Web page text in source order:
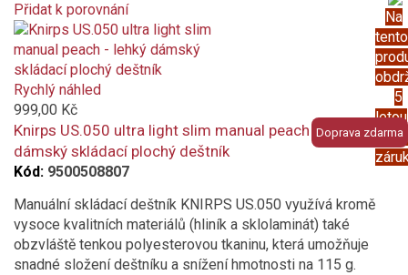
Na
tento
5
letou
Přidat k porovnání
Product
is
added
to
compare
Doprava zdarma
Rychlý náhled
999,00 Kč
Knirps US.050 ultra light slim manual peach - lehký
dámský skládací plochý deštník
Kód: 9500508807
Manuální skládací deštník KNIRPS US.050 využívá kromě
vysoce kvalitních materiálů (hliník a sklolaminát) také
obzvláště tenkou polyesterovou tkaninu, která umožňuje
snadné složení deštníku a snížení hmotnosti na 115 g.